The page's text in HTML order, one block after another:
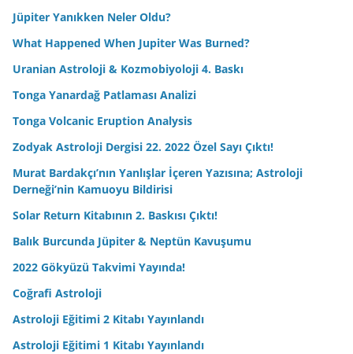
Jüpiter Yanıkken Neler Oldu?
What Happened When Jupiter Was Burned?
Uranian Astroloji & Kozmobiyoloji 4. Baskı
Tonga Yanardağ Patlaması Analizi
Tonga Volcanic Eruption Analysis
Zodyak Astroloji Dergisi 22. 2022 Özel Sayı Çıktı!
Murat Bardakçı’nın Yanlışlar İçeren Yazısına; Astroloji
Derneği’nin Kamuoyu Bildirisi
Solar Return Kitabının 2. Baskısı Çıktı!
Balık Burcunda Jüpiter & Neptün Kavuşumu
2022 Gökyüzü Takvimi Yayında!
Coğrafi Astroloji
Astroloji Eğitimi 2 Kitabı Yayınlandı
Astroloji Eğitimi 1 Kitabı Yayınlandı